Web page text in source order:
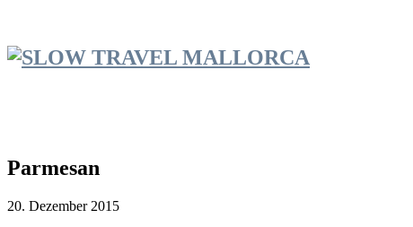
Parmesan
20. Dezember 2015